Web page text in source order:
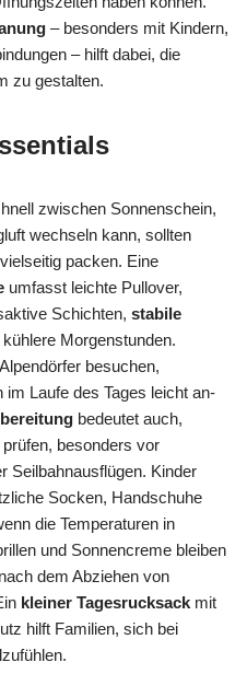
– besonders mit Kindern,
– hilft dabei, die
zu gestalten.
zwischen Sonnenschein,
wechseln kann, sollten
packen. Eine
umfasst leichte Pullover,
Schichten, stabile
Morgenstunden.
besuchen,
im Laufe des Tages leicht an-
bedeutet auch,
besonders vor
Seilbahnausflügen. Kinder
Socken, Handschuhe
die Temperaturen in
und Sonnencreme bleiben
dem Abziehen von
kleiner Tagesrucksack mit
hilft Familien, sich bei